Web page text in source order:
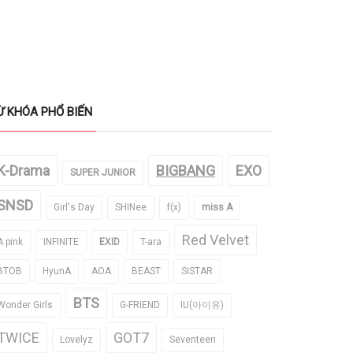
KHÓA PHỔ BIẾN
Drama SUPER JUNIOR BIGBANG EXO
Girl's Day SHINee f(x) miss A
pink INFINITE EXID T-ara Red Velvet
HyunA AOA BEAST SISTAR
Girls BTS G-FRIEND IU(아이유)
Lovelyz GOT7 Seventeen